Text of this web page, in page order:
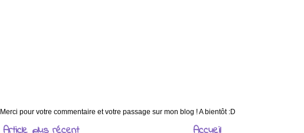
Merci pour votre commentaire et votre passage sur mon blog ! A bientôt :D